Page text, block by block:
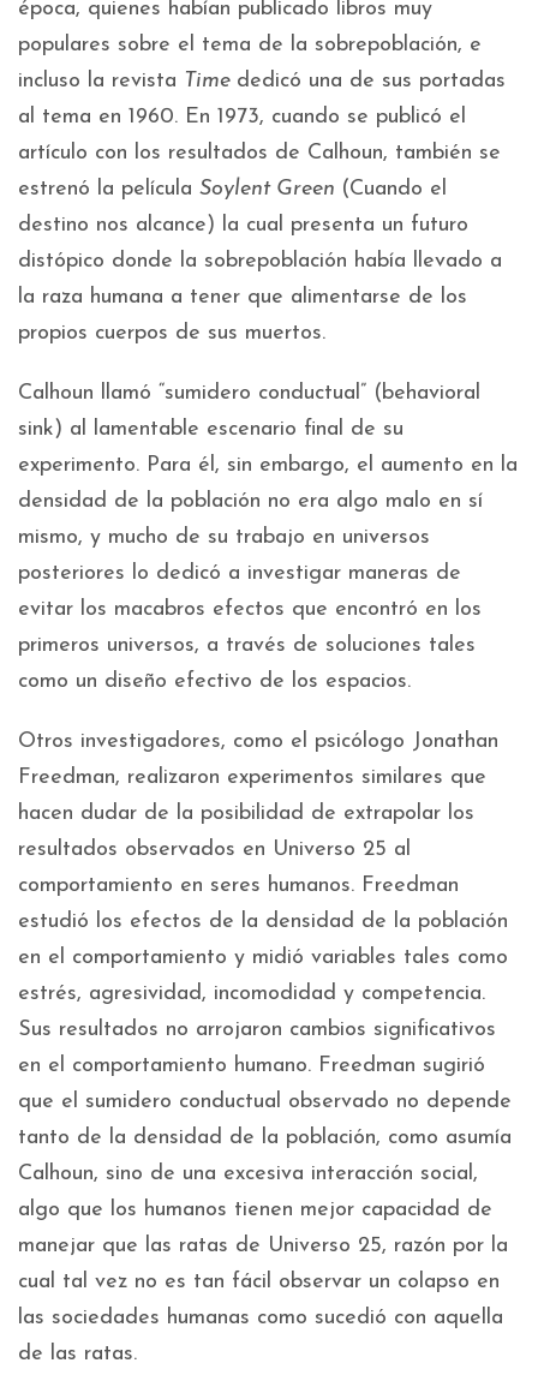
época, quienes habían publicado libros muy
populares sobre el tema de la sobrepoblación, e
incluso la revista Time dedicó una de sus portadas
al tema en 1960. En 1973, cuando se publicó el
artículo con los resultados de Calhoun, también se
estrenó la película Soylent Green (Cuando el
destino nos alcance) la cual presenta un futuro
distópico donde la sobrepoblación había llevado a
la raza humana a tener que alimentarse de los
propios cuerpos de sus muertos.
Calhoun llamó “sumidero conductual” (behavioral
sink) al lamentable escenario final de su
experimento. Para él, sin embargo, el aumento en la
densidad de la población no era algo malo en sí
mismo, y mucho de su trabajo en universos
posteriores lo dedicó a investigar maneras de
evitar los macabros efectos que encontró en los
primeros universos, a través de soluciones tales
como un diseño efectivo de los espacios.
Otros investigadores, como el psicólogo Jonathan
Freedman, realizaron experimentos similares que
hacen dudar de la posibilidad de extrapolar los
resultados observados en Universo 25 al
comportamiento en seres humanos. Freedman
estudió los efectos de la densidad de la población
en el comportamiento y midió variables tales como
estrés, agresividad, incomodidad y competencia.
Sus resultados no arrojaron cambios significativos
en el comportamiento humano. Freedman sugirió
que el sumidero conductual observado no depende
tanto de la densidad de la población, como asumía
Calhoun, sino de una excesiva interacción social,
algo que los humanos tienen mejor capacidad de
manejar que las ratas de Universo 25, razón por la
cual tal vez no es tan fácil observar un colapso en
las sociedades humanas como sucedió con aquella
de las ratas.